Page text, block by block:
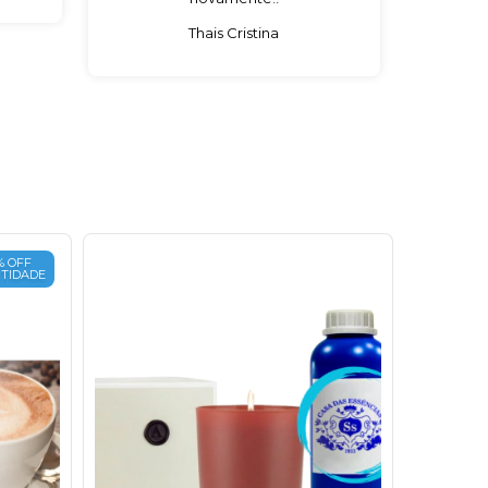
Thais Cristina
OFF